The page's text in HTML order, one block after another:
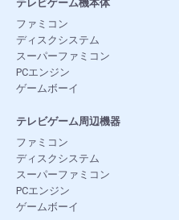
テレビゲーム機本体
ファミコン
ディスクシステム
スーパーファミコン
PCエンジン
ゲームボーイ
テレビゲーム周辺機器
ファミコン
ディスクシステム
スーパーファミコン
PCエンジン
ゲームボーイ